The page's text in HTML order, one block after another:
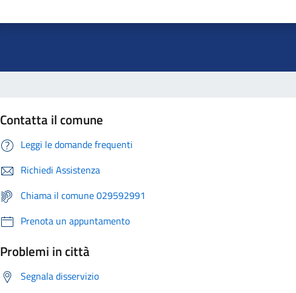
Contatta il comune
Leggi le domande frequenti
Richiedi Assistenza
Chiama il comune 029592991
Prenota un appuntamento
Problemi in città
Segnala disservizio